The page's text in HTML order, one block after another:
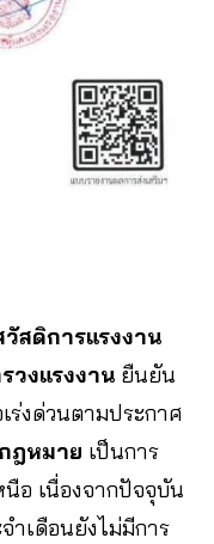
สดิการแรงงาน
วงแรงงาน ยืนยัน
ร่งด่วนตามประกาศ
ฎหมาย เป็นการ
นือ เนื่องจากปัจจุบัน
ำเดือนยังไม่มีการ